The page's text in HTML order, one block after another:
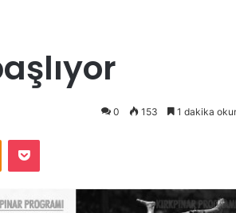
0 153 1 dakika
Odnoklassniki
Pocket